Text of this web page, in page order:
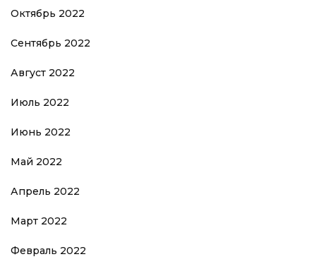
Октябрь 2022
Сентябрь 2022
Август 2022
Июль 2022
Июнь 2022
Май 2022
Апрель 2022
Март 2022
Февраль 2022